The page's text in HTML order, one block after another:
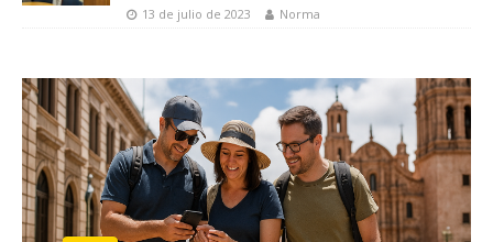
13 de julio de 2023 Norma